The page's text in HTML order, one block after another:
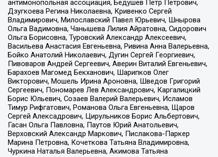
антимонопольная ассоциация, Бедушев Петр Петрович,
Дзугкоева Регина Николаевна, Кривенко Сергей
Владимирович, Милославский Павел Юрьевич, Шнырова
Ольга Вадимовна, Чанышева Лилия Айратовна, Сидорович
Ольга Борисовна, Туровский Александр Алексеевич,
Васильева Анастасия Евгеньевна, Ривина Анна Валерьевна,
Бойко Анатолий Николаевич, Дугин Сергей Георгиевич,
Пивоваров Андрей Сергеевич, Аверин Виталий Евгеньевич,
Барахоев Магомед Бекханович, Шарипков Олег
Викторович, Мошель Ирина Ароновна, Шведов Григорий
Сергеевич, Пономарев Лев Александрович, Каргалицкий
Борис Юльевич, Созаев Валерий Валерьевич, Исламов
Тимур Рифгатович, Романова Ольга Евгеньевна, Щаров
Сергей Алексадрович, Цирульников Борис Альбертович,
Гасан Ольга Павловна, Паутов Юрий Анатольевич,
Верховский Александр Маркович, Пислакова-Паркер
Марина Петровна, Кочеткова Татьяна Владимировна,
Чуркина Наталья Валерьевна, Акимова Татьяна